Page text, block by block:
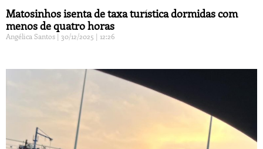
Matosinhos isenta de taxa turística dormidas com
menos de quatro horas
Angélica Santos 30/12/2025 12:26